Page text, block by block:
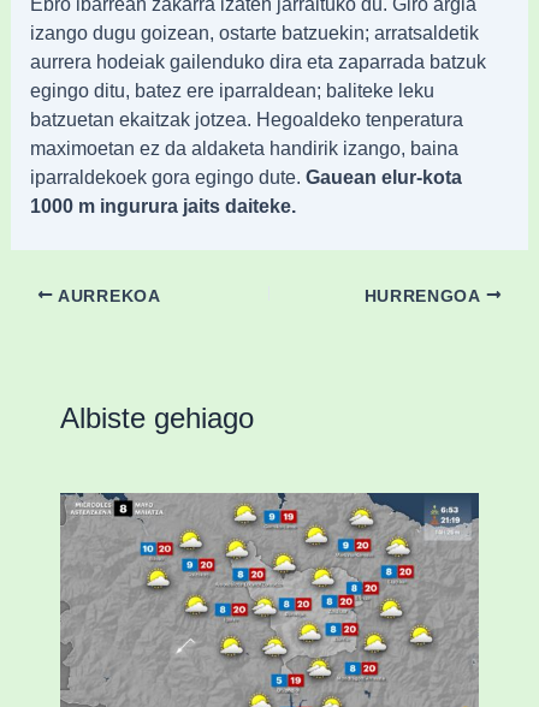
izango dugu goizean, ostarte batzuekin; arratsaldetik
aurrera hodeiak gailenduko dira eta zaparrada batzuk
egingo ditu, batez ere iparraldean; baliteke leku
batzuetan ekaitzak jotzea. Hegoaldeko tenperatura
maximoetan ez da aldaketa handirik izango, baina
iparraldekoek gora egingo dute.Gauean elur-kota
1000 m ingurura jaits daiteke.
AURREKOA HURRENGOA
Albiste gehiago
Eguraldiak hobera egingo du gaur,